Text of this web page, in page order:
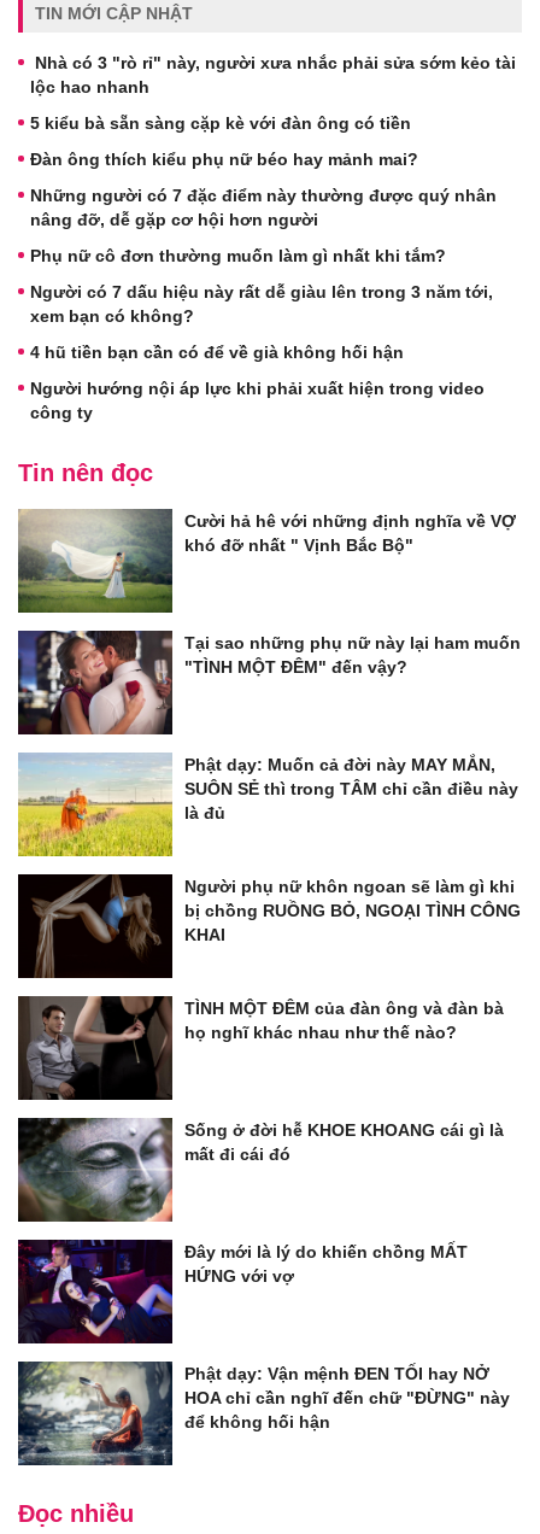
TIN MỚI CẬP NHẬT
Nhà có 3 "rò rỉ" này, người xưa nhắc phải sửa sớm kẻo tài
lộc hao nhanh
5 kiểu bà sẵn sàng cặp kè với đàn ông có tiền
Đàn ông thích kiểu phụ nữ béo hay mảnh mai?
Những người có 7 đặc điểm này thường được quý nhân
nâng đỡ, dễ gặp cơ hội hơn người
Phụ nữ cô đơn thường muốn làm gì nhất khi tắm?
Người có 7 dấu hiệu này rất dễ giàu lên trong 3 năm tới,
xem bạn có không?
4 hũ tiền bạn cần có để về già không hối hận
Người hướng nội áp lực khi phải xuất hiện trong video
công ty
Tin nên đọc
Cười hả hê với những định nghĩa về VỢ
khó đỡ nhất " Vịnh Bắc Bộ"
Tại sao những phụ nữ này lại ham muốn
"TÌNH MỘT ĐÊM" đến vậy?
Phật dạy: Muốn cả đời này MAY MẮN,
SUÔN SẺ thì trong TÂM chỉ cần điều này
là đủ
Người phụ nữ khôn ngoan sẽ làm gì khi
bị chồng RUỒNG BỎ, NGOẠI TÌNH CÔNG
KHAI
TÌNH MỘT ĐÊM của đàn ông và đàn bà
họ nghĩ khác nhau như thế nào?
Sống ở đời hễ KHOE KHOANG cái gì là
mất đi cái đó
Đây mới là lý do khiến chồng MẤT
HỨNG với vợ
Phật dạy: Vận mệnh ĐEN TỐI hay NỞ
HOA chỉ cần nghĩ đến chữ "ĐỪNG" này
để không hối hận
Đọc nhiều